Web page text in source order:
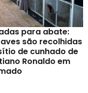
para abate:
são recolhidas
de cunhado de
Ronaldo em